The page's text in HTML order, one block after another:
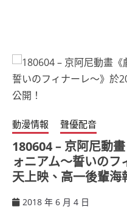
動漫情報 聲優配音
180604 – 京阿尼動
ォニアム～誓いの
天上映、高一後輩海
2018 年 6 月 4 日